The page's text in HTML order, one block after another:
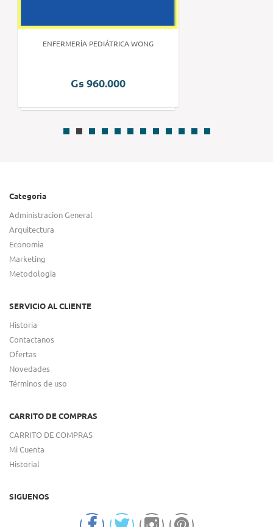
ENFERMERÍA PEDIÁTRICA WONG
Gs 960.000
Categoria
Administracion General
Arquitectura
Economia
Marketing
Metodologia
SERVICIO AL CLIENTE
Historia
Contactanos
Ofertas
Novedades
Términos de uso
CARRITO DE COMPRAS
CARRITO DE COMPRAS
Mi Cuenta
Historial
SIGUENOS